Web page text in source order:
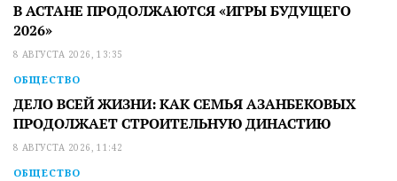
В АСТАНЕ ПРОДОЛЖАЮТСЯ «ИГРЫ БУДУЩЕГО
2026»
8 АВГУСТА 2026, 13:35
ОБЩЕСТВО
ДЕЛО ВСЕЙ ЖИЗНИ: КАК СЕМЬЯ АЗАНБЕКОВЫХ
ПРОДОЛЖАЕТ СТРОИТЕЛЬНУЮ ДИНАСТИЮ
8 АВГУСТА 2026, 11:42
ОБЩЕСТВО